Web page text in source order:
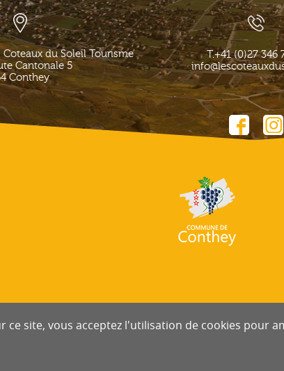
Coteaux du Soleil Tourisme
Cantonale 5
Conthey
T.+41 (0)27 346
ce site, vous acceptez l'utilisation de cookies pour